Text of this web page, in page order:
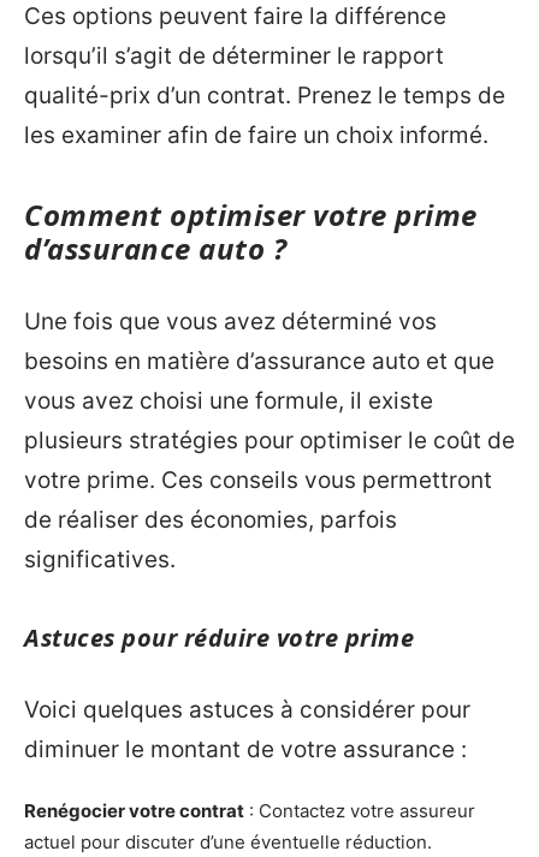
Ces options peuvent faire la différence
lorsqu’il s’agit de déterminer le rapport
qualité-prix d’un contrat. Prenez le temps de
les examiner afin de faire un choix informé.
Comment optimiser votre prime
d’assurance auto ?
Une fois que vous avez déterminé vos
besoins en matière d’assurance auto et que
vous avez choisi une formule, il existe
plusieurs stratégies pour optimiser le coût de
votre prime. Ces conseils vous permettront
de réaliser des économies, parfois
significatives.
Astuces pour réduire votre prime
Voici quelques astuces à considérer pour
diminuer le montant de votre assurance :
Renégocier votre contrat : Contactez votre assureur
actuel pour discuter d’une éventuelle réduction.